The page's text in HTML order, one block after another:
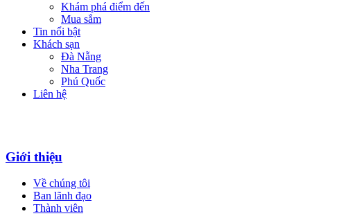
Khám phá điểm đến
Mua sắm
Tin nổi bật
Khách sạn
Đà Nẵng
Nha Trang
Phú Quốc
Liên hệ
Giới thiệu
Về chúng tôi
Ban lãnh đạo
Thành viên